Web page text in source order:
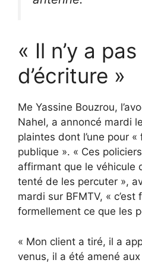
« Il n’y a pas
d’écriture »
Me Yassine Bouzrou,
Nahel, a annoncé mardi
plaintes dont l’une pour
publique ». « Ces
affirmant que le véhicule
tenté de les percuter »,
mardi sur BFMTV, «
formellement ce que les
« Mon client a tiré, il a
venus, il a été amené aux